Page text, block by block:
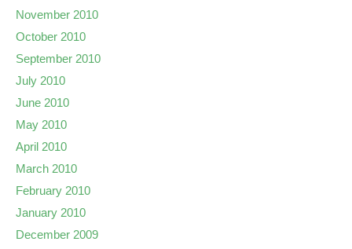
November 2010
October 2010
September 2010
July 2010
June 2010
May 2010
April 2010
March 2010
February 2010
January 2010
December 2009